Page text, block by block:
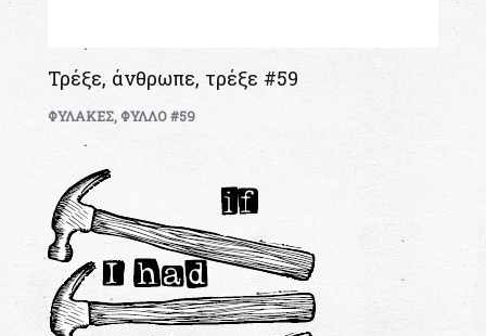
Τρέξε, άνθρωπε, τρέξε #59
ΦΥΛΑΚΕΣ,ΦΥΛΛΟ #59